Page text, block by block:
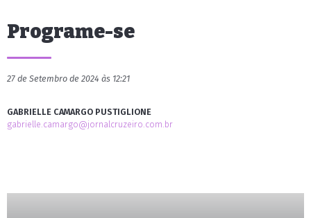
Programe-se
27 de Setembro de 2024 às 12:21
GABRIELLE CAMARGO PUSTIGLIONE
gabrielle.camargo@jornalcruzeiro.com.br